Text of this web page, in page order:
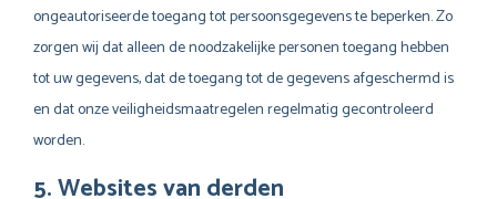
ongeautoriseerde toegang tot persoonsgegevens te beperken. Zo
zorgen wij dat alleen de noodzakelijke personen toegang hebben
tot uw gegevens, dat de toegang tot de gegevens afgeschermd is
en dat onze veiligheidsmaatregelen regelmatig gecontroleerd
worden.
5. Websites van derden